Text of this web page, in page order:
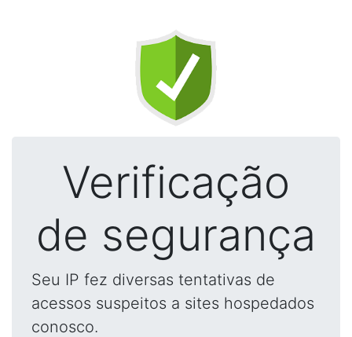
Verificação
de segurança
Seu IP fez diversas tentativas de
acessos suspeitos a sites hospedados
conosco.